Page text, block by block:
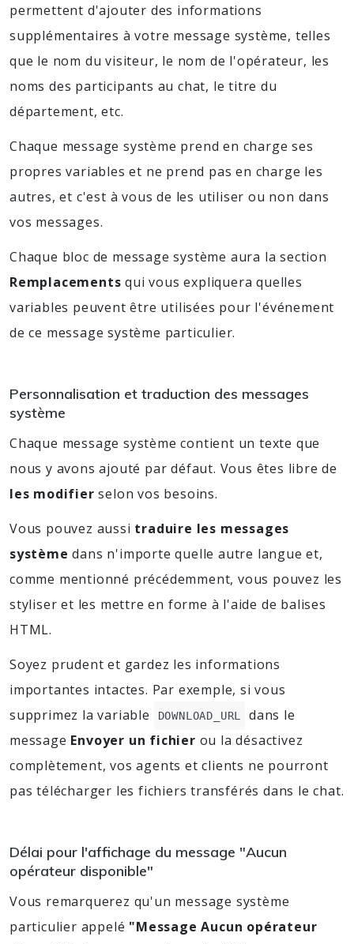
permettent d'ajouter des informations
supplémentaires à votre message système, telles
que le nom du visiteur, le nom de l'opérateur, les
noms des participants au chat, le titre du
département, etc.
Chaque message système prend en charge ses
propres variables et ne prend pas en charge les
autres, et c'est à vous de les utiliser ou non dans
vos messages.
Chaque bloc de message système aura la section
Remplacements qui vous expliquera quelles
variables peuvent être utilisées pour l'événement
de ce message système particulier.
Personnalisation et traduction des messages
système
Chaque message système contient un texte que
nous y avons ajouté par défaut. Vous êtes libre de
les modifier selon vos besoins.
Vous pouvez aussi traduire les messages
système dans n'importe quelle autre langue et,
comme mentionné précédemment, vous pouvez les
styliser et les mettre en forme à l'aide de balises
HTML.
Soyez prudent et gardez les informations
importantes intactes. Par exemple, si vous
supprimez la variable
DOWNLOAD_URL
dans le
message Envoyer un fichier ou la désactivez
complètement, vos agents et clients ne pourront
pas télécharger les fichiers transférés dans le chat.
Délai pour l'affichage du message "Aucun
opérateur disponible"
Vous remarquerez qu'un message système
particulier appelé "Message Aucun opérateur